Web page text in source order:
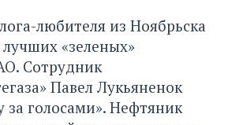
любителя из Ноябрьска
«зеленых»
Сотрудник
Павел Лукьяненок
за голосами». Нефтяник